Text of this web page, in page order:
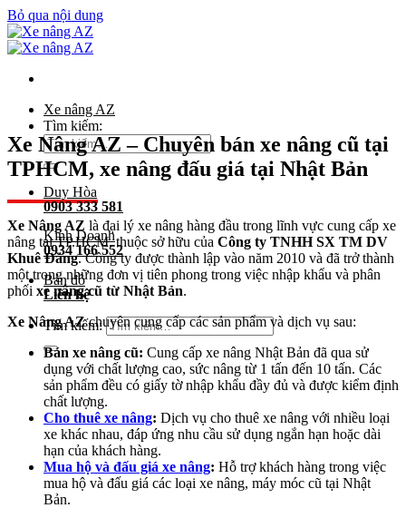
Bỏ qua nội dung
Xe nâng AZ
Tìm kiếm:
Duy Hòa
0903 333 581
Kinh Doanh
0934 166 552
Bản đồ
Liên hệ
Tìm kiếm:
Xe Nâng AZ – Chuyên bán xe nâng cũ tại
TPHCM, xe nâng đấu giá tại Nhật Bản
Xe Nâng AZ là đại lý xe nâng hàng đầu trong lĩnh vực cung cấp xe
nâng tại TP.HCM, thuộc sở hữu của Công ty TNHH SX TM DV
Khuê Đăng. Công ty được thành lập vào năm 2010 và đã trở thành
một trong những đơn vị tiên phong trong việc nhập khẩu và phân
phối xe nâng cũ từ Nhật Bản.
Xe Nâng AZchuyên cung cấp các sản phẩm và dịch vụ sau:
Bán xe nâng cũ: Cung cấp xe nâng Nhật Bản đã qua sử
dụng với chất lượng cao, sức nâng từ 1 tấn đến 10 tấn. Các
sản phẩm đều có giấy tờ nhập khẩu đầy đủ và được kiểm định
chất lượng.
Cho thuê xe nâng: Dịch vụ cho thuê xe nâng với nhiều loại
xe khác nhau, đáp ứng nhu cầu sử dụng ngắn hạn hoặc dài
hạn của khách hàng.
Mua hộ và đấu giá xe nâng: Hỗ trợ khách hàng trong việc
mua hộ và đấu giá các loại xe nâng, máy móc cũ tại Nhật
Bản.